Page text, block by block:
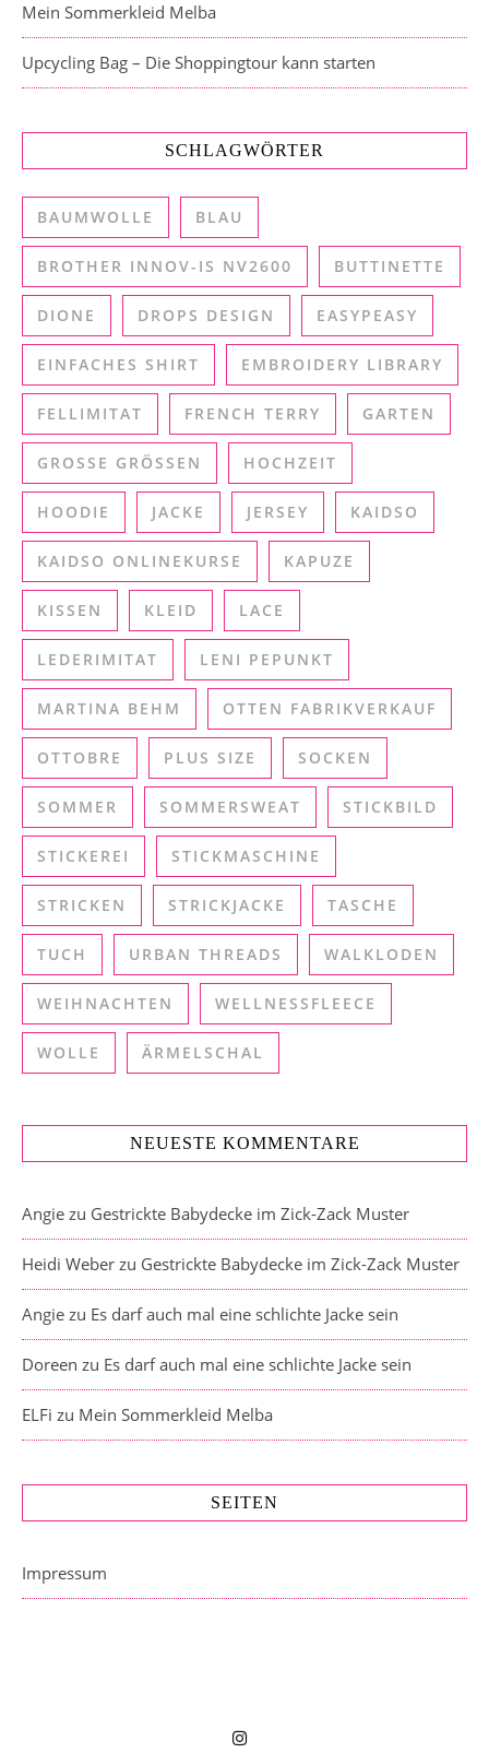
Mein Sommerkleid Melba
Upcycling Bag – Die Shoppingtour kann starten
SCHLAGWÖRTER
BAUMWOLLE BLAU
BROTHER INNOV-IS NV2600 BUTTINETTE
DIONE DROPS DESIGN EASYPEASY
EINFACHES SHIRT EMBROIDERY LIBRARY
FELLIMITAT FRENCH TERRY GARTEN
GROSSE GRÖSSEN HOCHZEIT
HOODIE JACKE JERSEY KAIDSO
KAIDSO ONLINEKURSE KAPUZE
KISSEN KLEID LACE
LEDERIMITAT LENI PEPUNKT
MARTINA BEHM OTTEN FABRIKVERKAUF
OTTOBRE PLUS SIZE SOCKEN
SOMMER SOMMERSWEAT STICKBILD
STICKEREI STICKMASCHINE
STRICKEN STRICKJACKE TASCHE
TUCH URBAN THREADS WALKLODEN
WEIHNACHTEN WELLNESSFLEECE
WOLLE ÄRMELSCHAL
NEUESTE KOMMENTARE
Angie zu Gestrickte Babydecke im Zick-Zack Muster
Heidi Weber zu Gestrickte Babydecke im Zick-Zack Muster
Angie zu Es darf auch mal eine schlichte Jacke sein
Doreen zu Es darf auch mal eine schlichte Jacke sein
ELFi zu Mein Sommerkleid Melba
SEITEN
Impressum